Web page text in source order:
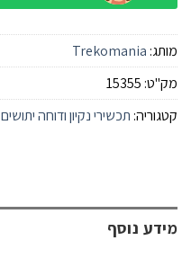
מותג: Trekomania
מק"ט: 15355
קטגוריה: תכשירי נקיון ודוחה יתושים
מידע נוסף